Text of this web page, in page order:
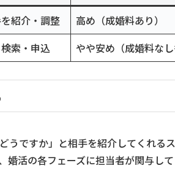
紹介・調整
高め（成婚料あり）
索・申込 やや安め（成婚料なし
ですか」と相手を紹介してくれるス
活の各フェーズに担当者が関与して